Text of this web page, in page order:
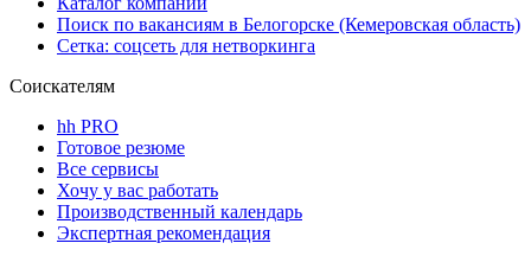
Поиск по вакансиям в Белогорске (Кемеровская область)
Сетка: соцсеть для нетворкинга
Соискателям
hh PRO
Готовое резюме
Все сервисы
Хочу у вас работать
Производственный календарь
Экспертная рекомендация